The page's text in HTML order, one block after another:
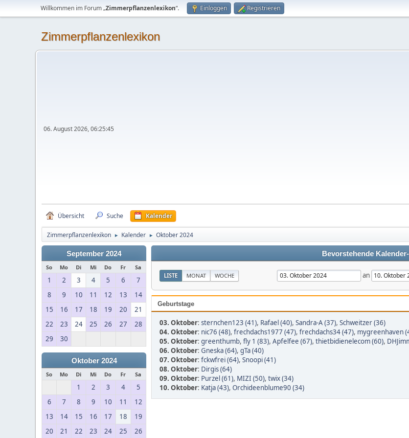
Willkommen im Forum „Zimmerpflanzenlexikon“. Einloggen Registrieren
Zimmerpflanzenlexikon
06. August 2026, 06:25:45
Übersicht Suche Kalender
Zimmerpflanzenlexikon ► Kalender ► Oktober 2024
September 2024
So Mo Di Mi Do Fr Sa
1 2 3 4 5 6
7
8
9 10 11 12 13
14
15
16 17 18 19 20
21
22
23 24 25 26 27
28
29
30
Oktober 2024
So Mo Di Mi Do Fr Sa
1 2 3 4
5
6
7 8 9 10 11
12
13
14 15 16 17 18
19
20
21 22 23 24 25 26
Bevorstehende
LISTE MONAT WOCHE an
Geburtstage
03. Oktober: sternchen123 (41), Rafael (40), Sandra-A (37), Schweitzer (36)
04. Oktober: nic76 (48), frechdachs1977 (47), frechdachs34 (47), mygreenhaven
05. Oktober: greenthumb, fly 1 (83), Apfelfee (67), thietbidienelecom (60),
06. Oktober: Gneska (64), gTa (40)
07. Oktober: fckwfrei (64), Snoopi (41)
08. Oktober: Dirgis (64)
09. Oktober: Purzel (61), MIZI (50), twix (34)
10. Oktober: Katja (43), Orchideenblume90 (34)